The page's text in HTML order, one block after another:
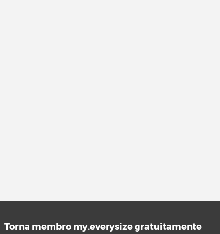
Torna membro my.everysize gratuitamente